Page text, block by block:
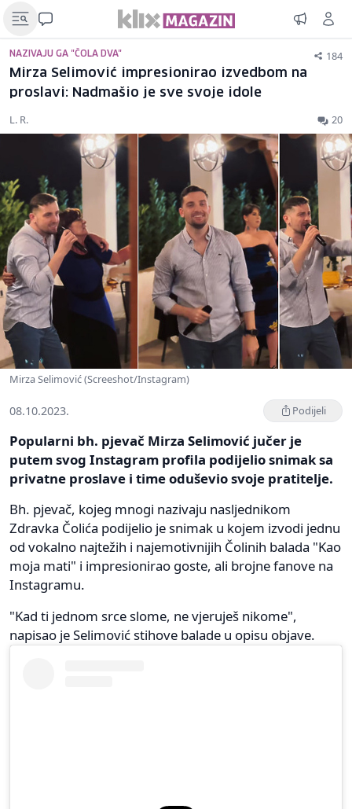
NAZIVAJU GA "ČOLA DVA" 184
Mirza Selimović impresionirao izvedbom na
proslavi: Nadmašio je sve svoje idole
L. R. 20
Mirza Selimović (Screeshot/Instagram)
08.10.2023. Podijeli
Popularni bh. pjevač Mirza Selimović jučer je
putem svog Instagram profila podijelio snimak sa
privatne proslave i time oduševio svoje pratitelje.
Bh. pjevač, kojeg mnogi nazivaju nasljednikom
Zdravka Čolića podijelio je snimak u kojem izvodi jednu
od vokalno najtežih i najemotivnijih Čolinih balada "Kao
moja mati" i impresionirao goste, ali brojne fanove na
Instagramu.
"Kad ti jednom srce slome, ne vjeruješ nikome",
napisao je Selimović stihove balade u opisu objave.